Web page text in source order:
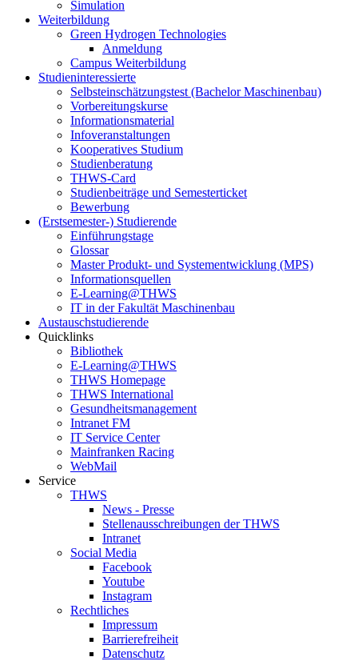
Simulation
Weiterbildung
Green Hydrogen Technologies
Anmeldung
Campus Weiterbildung
Studieninteressierte
Selbsteinschätzungstest (Bachelor Maschinenbau)
Vorbereitungskurse
Informationsmaterial
Infoveranstaltungen
Kooperatives Studium
Studienberatung
THWS-Card
Studienbeiträge und Semesterticket
Bewerbung
(Erstsemester-) Studierende
Einführungstage
Glossar
Master Produkt- und Systementwicklung (MPS)
Informationsquellen
E-Learning@THWS
IT in der Fakultät Maschinenbau
Austauschstudierende
Quicklinks
Bibliothek
E-Learning@THWS
THWS Homepage
THWS International
Gesundheitsmanagement
Intranet FM
IT Service Center
Mainfranken Racing
WebMail
Service
THWS
News - Presse
Stellenausschreibungen der THWS
Intranet
Social Media
Facebook
Youtube
Instagram
Rechtliches
Impressum
Barrierefreiheit
Datenschutz